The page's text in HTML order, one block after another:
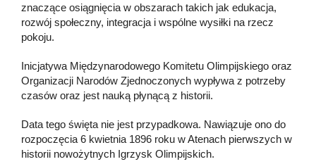
znaczące osiągnięcia w obszarach takich jak edukacja,
rozwój społeczny, integracja i wspólne wysiłki na rzecz
pokoju.
Inicjatywa Międzynarodowego Komitetu Olimpijskiego oraz
Organizacji Narodów Zjednoczonych wypływa z potrzeby
czasów oraz jest nauką płynącą z historii.
Data tego święta nie jest przypadkowa. Nawiązuje ono do
rozpoczęcia 6 kwietnia 1896 roku w Atenach pierwszych w
historii nowożytnych Igrzysk Olimpijskich.